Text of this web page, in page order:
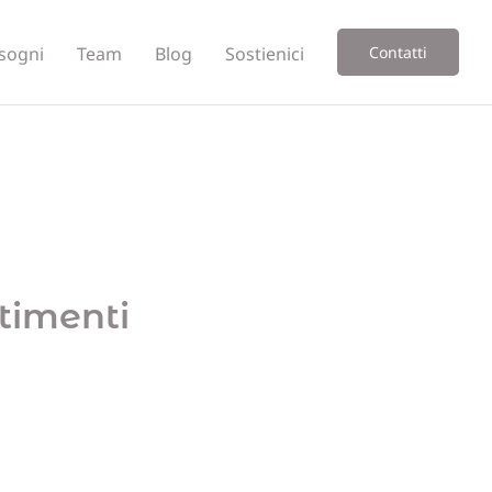
Team Blog Sostienici Contatti